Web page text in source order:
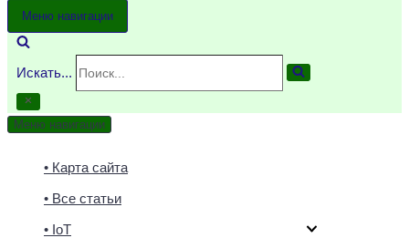
Меню навигации
Искать...
Меню навигации
• Карта сайта
• Все статьи
• IoT